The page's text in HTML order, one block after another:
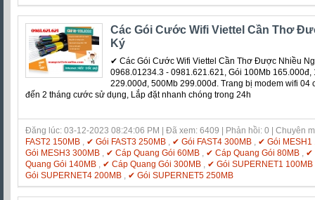
Các Gói Cước Wifi Viettel Cần Thơ
Ký
✔ Các Gói Cước Wifi Viettel Cần Thơ Được Nhiều
0968.01234.3 - 0981.621.621, Gói 100Mb
229.000đ, 500Mb 299.000đ. Trang bị modem wifi 04
đến 2 tháng cước sử dụng, Lắp đặt nhanh chóng trong 24h
Đăng lúc: 03-12-2023 08:24:06 PM | Đã xem: 6409 | Phản hồi: 0 | Chuyên
FAST2 150MB
✔ Gói FAST3 250MB ✔ Gói FAST4 300MB
✔ Gói MESH1
Gói MESH3 300MB
✔ Cáp Quang Gói 60MB ✔ Cáp Quang Gói 80MB
✔
Quang Gói 140MB
✔ Cáp Quang Gói 300MB ✔ Gói SUPERNET1 100MB
Gói SUPERNET4 200MB
✔ Gói SUPERNET5 250MB